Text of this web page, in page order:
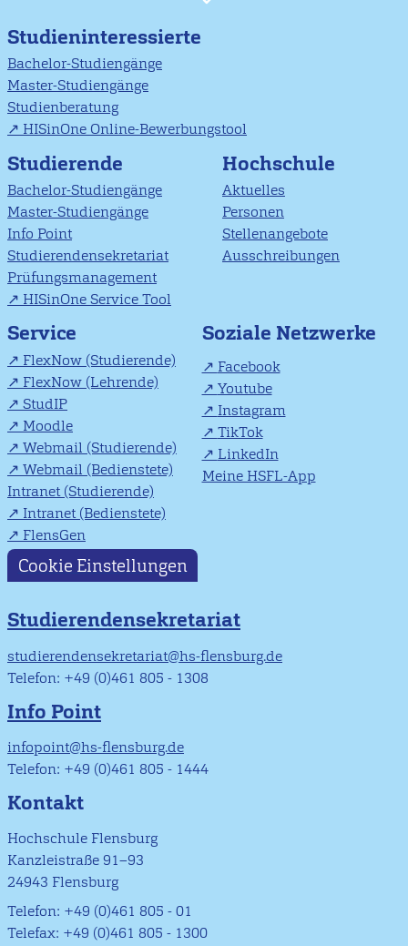
Studieninteressierte
Bachelor-Studiengänge
Master-Studiengänge
Studienberatung
HISinOne Online-Bewerbungstool
Studierende
Bachelor-Studiengänge
Master-Studiengänge
Info Point
Studierendensekretariat
Prüfungsmanagement
HISinOne Service Tool
Hochschule
Aktuelles
Personen
Stellenangebote
Ausschreibungen
Service
FlexNow (Studierende)
FlexNow (Lehrende)
StudIP
Moodle
Webmail (Studierende)
Webmail (Bedienstete)
Intranet (Studierende)
Intranet (Bedienstete)
FlensGen
Soziale Netzwerke
Facebook
Youtube
Instagram
TikTok
LinkedIn
Meine HSFL-App
Cookie Einstellungen
Studierendensekretariat
studierendensekretariat@hs-flensburg.de
Telefon: +49 (0)461 805 - 1308
Info Point
infopoint@hs-flensburg.de
Telefon: +49 (0)461 805 - 1444
Kontakt
Hochschule Flensburg
Kanzleistraße 91–93
24943 Flensburg
Telefon: +49 (0)461 805 - 01
Telefax: +49 (0)461 805 - 1300